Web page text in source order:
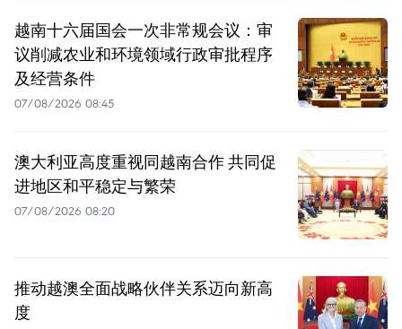
越南十六届国会一次非常规会议：审
议削减农业和环境领域行政审批程序
及经营条件
07/08/2026 08:45
澳大利亚高度重视同越南合作 共同促
进地区和平稳定与繁荣
07/08/2026 08:20
推动越澳全面战略伙伴关系迈向新高
度